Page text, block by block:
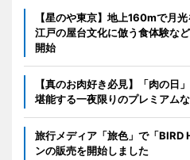
【星のや東京】地上160mで月
江戸の屋台文化に倣う食体験な
開始
【真のお肉好き必見】「肉の日
堪能する一夜限りのプレミアムな
旅行メディア「旅色」で「BIRD
ンの販売を開始しました